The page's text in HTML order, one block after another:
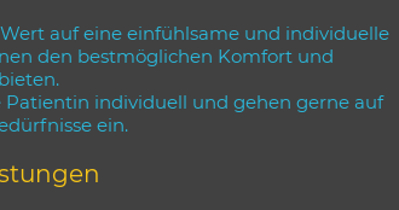
auf eine einfühlsame und individuelle
den bestmöglichen Komfort und
individuell und gehen gerne auf
ein.